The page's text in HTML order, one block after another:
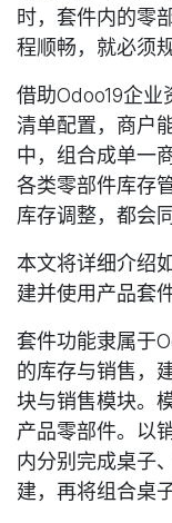
时，套件内的零
程顺畅，就必须
借助Odoo19企业
清单配置，商户
中，组合成单一
各类零部件库存
库存调整，都会
本文将详细介绍
建并使用产品套件
套件功能隶属于
的库存与销售，
块与销售模块。
产品零部件。以
内分别完成桌子
建，再将组合桌